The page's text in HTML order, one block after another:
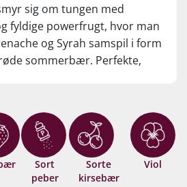
sig om tungen med
fyldige powerfrugt, hvor man
og Syrah samspil i form
sommerbær. Perfekte,
af med chokolade,
middelhavsurter.
du Rhône-value fra den
Magrez. Drik nu, eller
Sort
peber
Sorte
kirsebær
Viol